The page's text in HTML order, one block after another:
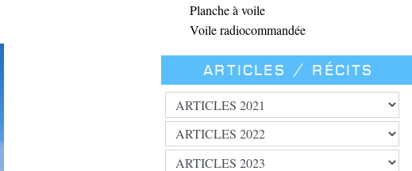
Planche à voile
Voile radiocommandée
Articles / Récits